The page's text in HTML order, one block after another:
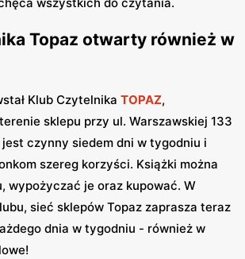
wszystkich do czytania.
Topaz otwarty również w
Klub Czytelnika TOPAZ,
sklepu przy ul. Warszawskiej 133
czynny siedem dni w tygodniu i
szereg korzyści. Książki można
wypożyczać je oraz kupować. W
sieć sklepów Topaz zaprasza teraz
dnia w tygodniu - również w